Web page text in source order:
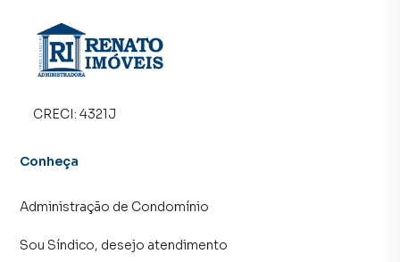
uma equipe de marketing digital focada em produzir
campanhas específicas para Maricá, o que aumenta muito
o número de contatos interessados e tendo como
imóvel mais rápido. Contamos também com um time de
atendimento preparada para atender proprietários e
CRECI: 4321J
Conheça
Administração de Condomínio
Sou Síndico, desejo atendimento